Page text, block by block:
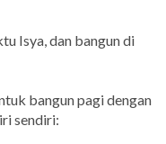
Isya, dan bangun di
bangun pagi dengan
sendiri: